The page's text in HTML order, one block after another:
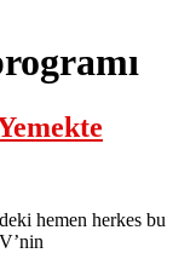
hemen herkes bu